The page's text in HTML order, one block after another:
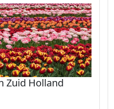
Zuid Holland